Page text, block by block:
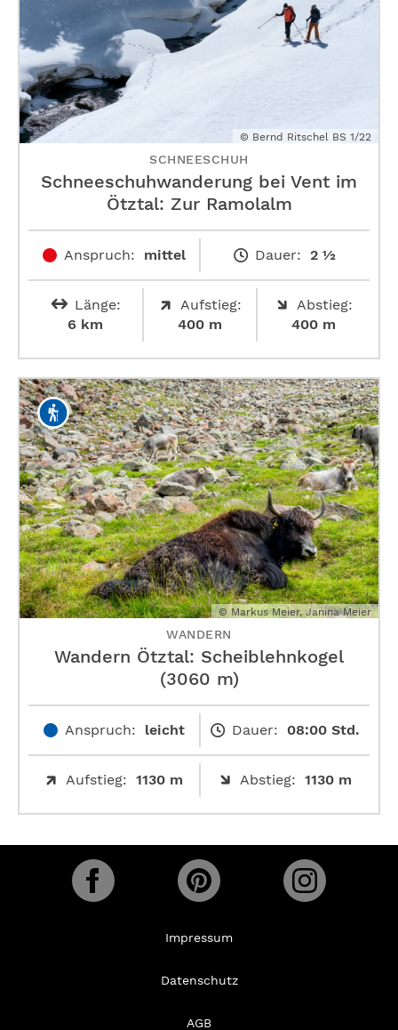
© Bernd Ritschel BS 1/22
SCHNEESCHUH
Schneeschuhwanderung bei Vent im
Ötztal: Zur Ramolalm
Anspruch: mittel Dauer: 2 ½
Länge:
6 km
Aufstieg:
400 m
Abstieg:
400 m
© Markus Meier, Janina Meier
WANDERN
Wandern Ötztal: Scheiblehnkogel
(3060 m)
Anspruch: leicht Dauer: 08:00 Std.
Aufstieg: 1130 m Abstieg: 1130 m
Impressum
Datenschutz
AGB